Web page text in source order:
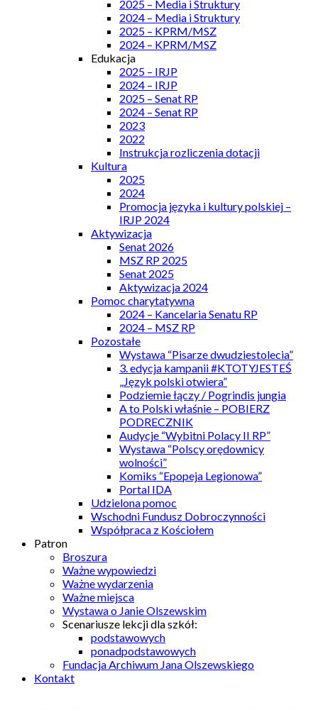
2025 – Media i Struktury
2024 – Media i Struktury
2025 – KPRM/MSZ
2024 – KPRM/MSZ
Edukacja
2025 – IRJP
2024 – IRJP
2025 – Senat RP
2024 – Senat RP
2023
2022
Instrukcja rozliczenia dotacji
Kultura
2025
2024
Promocja języka i kultury polskiej –
IRJP 2024
Aktywizacja
Senat 2026
MSZ RP 2025
Senat 2025
Aktywizacja 2024
Pomoc charytatywna
2024 – Kancelaria Senatu RP
2024 – MSZ RP
Pozostałe
Wystawa “Pisarze dwudziestolecia”
3. edycja kampanii #KTOTYJESTEŚ
„Język polski otwiera”
Podziemie łączy / Pogrindis jungia
A to Polski właśnie – POBIERZ
PODRECZNIK
Audycje “Wybitni Polacy II RP”
Wystawa “Polscy orędownicy
wolności”
Komiks “Epopeja Legionowa”
Portal IDA
Udzielona pomoc
Wschodni Fundusz Dobroczynności
Współpraca z Kościołem
Patron
Broszura
Ważne wypowiedzi
Ważne wydarzenia
Ważne miejsca
Wystawa o Janie Olszewskim
Scenariusze lekcji dla szkół:
podstawowych
ponadpodstawowych
Fundacja Archiwum Jana Olszewskiego
Kontakt